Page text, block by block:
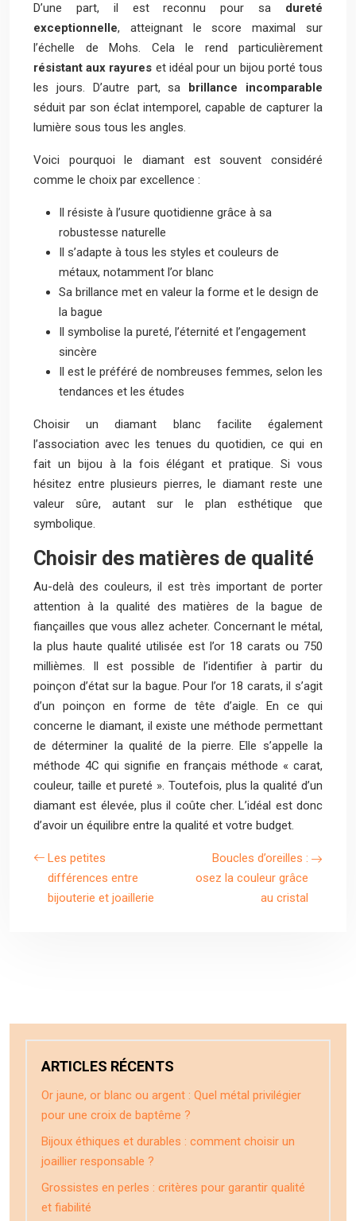
D’une part, il est reconnu pour sa dureté
exceptionnelle, atteignant le score maximal sur
l’échelle de Mohs. Cela le rend particulièrement
résistant aux rayures et idéal pour un bijou porté tous
les jours. D’autre part, sa brillance incomparable
séduit par son éclat intemporel, capable de capturer la
lumière sous tous les angles.
Voici pourquoi le diamant est souvent considéré
comme le choix par excellence :
Il résiste à l’usure quotidienne grâce à sa
robustesse naturelle
Il s’adapte à tous les styles et couleurs de
métaux, notamment l’or blanc
Sa brillance met en valeur la forme et le design de
la bague
Il symbolise la pureté, l’éternité et l’engagement
sincère
Il est le préféré de nombreuses femmes, selon les
tendances et les études
Choisir un diamant blanc facilite également
l’association avec les tenues du quotidien, ce qui en
fait un bijou à la fois élégant et pratique. Si vous
hésitez entre plusieurs pierres, le diamant reste une
valeur sûre, autant sur le plan esthétique que
symbolique.
Choisir des matières de qualité
Au-delà des couleurs, il est très important de porter
attention à la qualité des matières de la bague de
fiançailles que vous allez acheter. Concernant le métal,
la plus haute qualité utilisée est l’or 18 carats ou 750
millièmes. Il est possible de l’identifier à partir du
poinçon d’état sur la bague. Pour l’or 18 carats, il s’agit
d’un poinçon en forme de tête d’aigle. En ce qui
concerne le diamant, il existe une méthode permettant
de déterminer la qualité de la pierre. Elle s’appelle la
méthode 4C qui signifie en français méthode « carat,
couleur, taille et pureté ». Toutefois, plus la qualité d’un
diamant est élevée, plus il coûte cher. L’idéal est donc
d’avoir un équilibre entre la qualité et votre budget.
Les petites
différences entre
bijouterie et joaillerie
Boucles d’oreilles :
osez la couleur grâce
au cristal
ARTICLES RÉCENTS
Or jaune, or blanc ou argent : Quel métal privilégier
pour une croix de baptême ?
Bijoux éthiques et durables : comment choisir un
joaillier responsable ?
Grossistes en perles : critères pour garantir qualité
et fiabilité